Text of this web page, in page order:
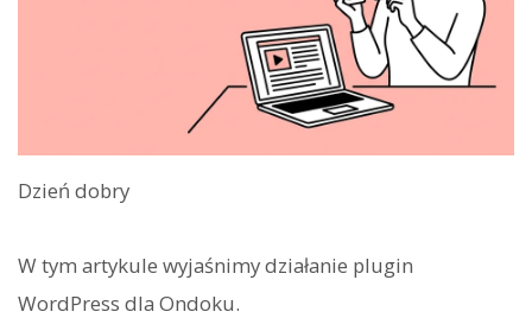
Dzień dobry
W tym artykule wyjaśnimy działanie plugin
WordPress dla Ondoku.